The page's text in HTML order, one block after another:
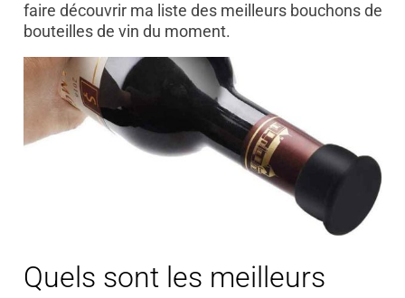
faire découvrir ma liste des meilleurs bouchons de
bouteilles de vin du moment.
Quels sont les meilleurs